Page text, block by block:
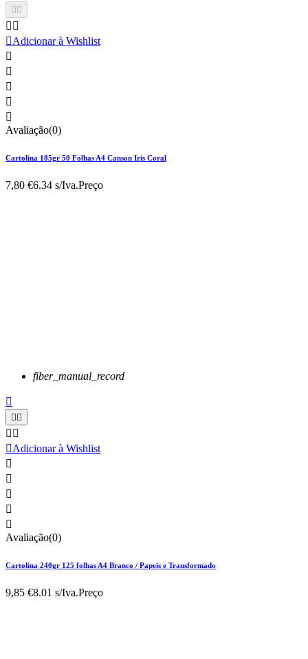
 
 
Adicionar à Wishlist





Avaliação(0)
Cartolina 185gr 50 Folhas A4 Canson Iris Coral
7,80 €6.34 s/Iva.Preço
fiber_manual_record

 
 
Adicionar à Wishlist





Avaliação(0)
Cartolina 240gr 125 folhas A4 Branco / Papeis e Transformado
9,85 €8.01 s/Iva.Preço